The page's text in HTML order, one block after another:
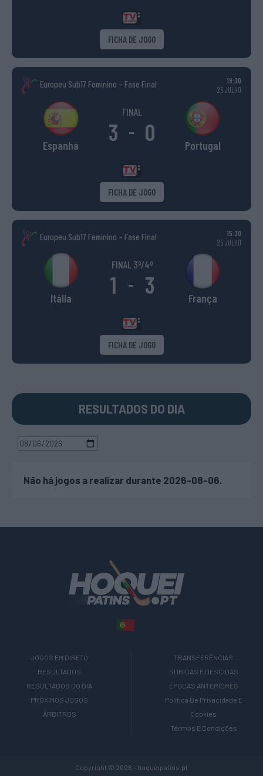
FICHA DE JOGO
Europeu Sub17 Feminino – Fase Final
19:30
25 JULHO
Espanha
FINAL
3 - 0 Portugal
FICHA DE JOGO
Europeu Sub17 Feminino – Fase Final
15:30
25 JULHO
Itália
FINAL 3º/4º
1 - 3 França
FICHA DE JOGO
RESULTADOS DO DIA
Não há jogos a realizar durante 2026-08-06.
JOGOS EM DIRETO
RESULTADOS
RESULTADOS DO DIA
PRÓXIMOS JOGOS
ÁRBITROS
TRANSFERÊNCIAS
SUBIDAS E DESCIDAS
ÉPOCAS ANTERIORES
Política De Privacidade E
Cookies
Termos E Condições
Copyright © 2026 - hoqueipatins.pt